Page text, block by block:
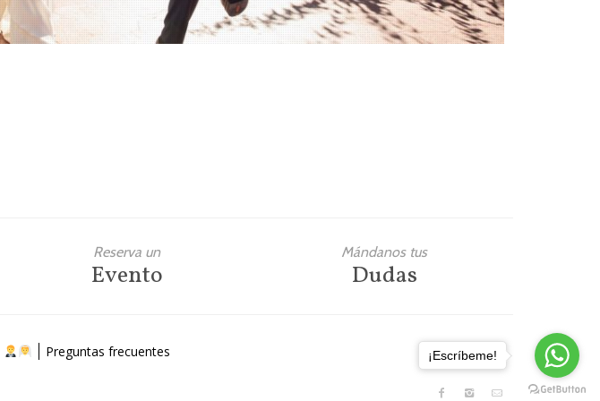
Reserva un
Evento
Mándanos tus
Dudas
Preguntas frecuentes ¡Escríbeme!